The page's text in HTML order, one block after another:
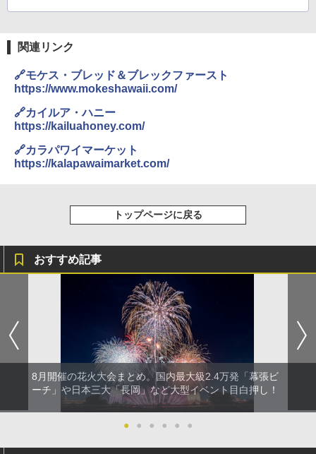
関連リンク
🔗モケス・ブレッド＆ブレックファースト
https://www.mokeshawaii.com/
🔗カイルア・ハニー
https://kailuahoney.com/
🔗カラパワイマーケット
https://kalapawaimarket.com/
トップページに戻る
おすすめ記事
8月開催の花火大会まとめ。国内最大級2.4万発「幕張ビ
ーチ」や日本三大「長岡」など大型イベント目白押し！
● ● ● ● ● ●